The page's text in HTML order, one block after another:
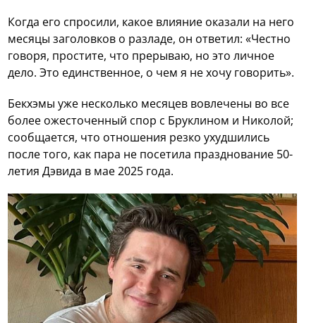
Когда его спросили, какое влияние оказали на него
месяцы заголовков о разладе, он ответил: «Честно
говоря, простите, что прерываю, но это личное
дело. Это единственное, о чем я не хочу говорить».
Бекхэмы уже несколько месяцев вовлечены во все
более ожесточенный спор с Бруклином и Николой;
сообщается, что отношения резко ухудшились
после того, как пара не посетила празднование 50-
летия Дэвида в мае 2025 года.